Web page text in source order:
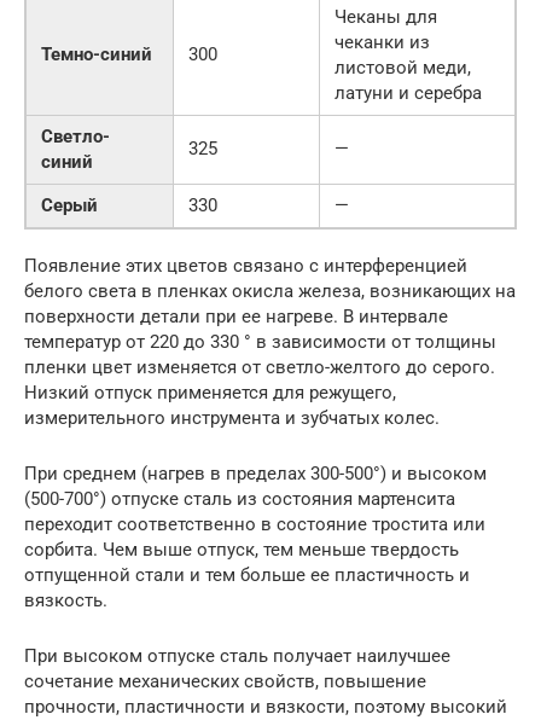
Темно-синий 300
Чеканы для
чеканки из
листовой меди,
латуни и серебра
Светло-
синий
325 —
Серый 330 —
Появление этих цветов связано с интерференцией
белого света в пленках окисла железа, возникающих на
поверхности детали при ее нагреве. В интервале
температур от 220 до 330 ° в зависимости от толщины
пленки цвет изменяется от светло-желтого до серого.
Низкий отпуск применяется для режущего,
измерительного инструмента и зубчатых колес.
При среднем (нагрев в пределах 300-500°) и высоком
(500-700°) отпуске сталь из состояния мартенсита
переходит соответственно в состояние тростита или
сорбита. Чем выше отпуск, тем меньше твердость
отпущенной стали и тем больше ее пластичность и
вязкость.
При высоком отпуске сталь получает наилучшее
сочетание механических свойств, повышение
прочности, пластичности и вязкости, поэтому высокий